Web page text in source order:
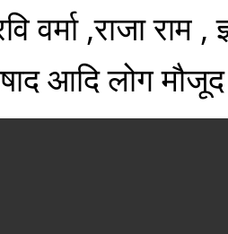
वर्मा ,राजा राम ,
आदि लोग